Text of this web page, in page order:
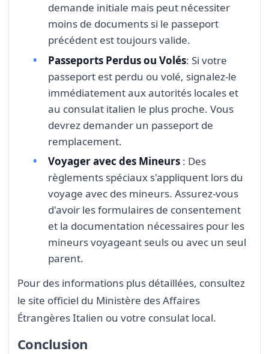
demande initiale mais peut nécessiter
moins de documents si le passeport
précédent est toujours valide.
Passeports Perdus ou Volés: Si votre
passeport est perdu ou volé, signalez-le
immédiatement aux autorités locales et
au consulat italien le plus proche. Vous
devrez demander un passeport de
remplacement.
Voyager avec des Mineurs : Des
règlements spéciaux s'appliquent lors du
voyage avec des mineurs. Assurez-vous
d'avoir les formulaires de consentement
et la documentation nécessaires pour les
mineurs voyageant seuls ou avec un seul
parent.
Pour des informations plus détaillées, consultez
le site officiel du Ministère des Affaires
Étrangères Italien ou votre consulat local.
Conclusion